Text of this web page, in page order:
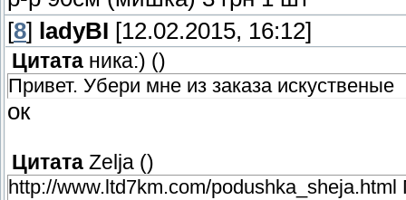
[8] ladyBI [12.02.2015, 16:12]
Цитата ника:) ()
Привет. Убери мне из заказа
ок
Цитата Zelja ()
http://www.ltd7km.com/